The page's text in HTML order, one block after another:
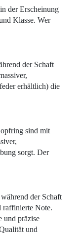
der Erscheinung
Klasse. Wer
der Schaft
erhältlich) die
sind mit
sorgt. Der
der Schaft
raffinierte Note.
und präzise
und